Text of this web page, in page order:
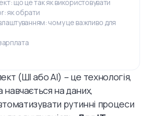
що це так як використовувати
як обрати
чому це важливо для
(ШІ або AI) – це технологія,
навчається на даних,
рутинні процеси